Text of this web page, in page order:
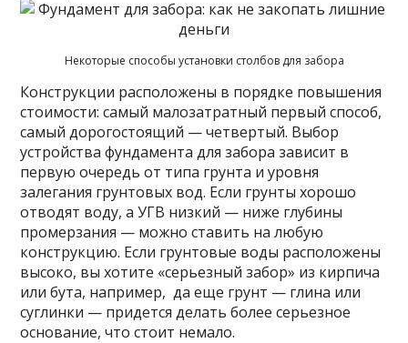
Некоторые способы установки столбов для забора
Конструкции расположены в порядке повышения
стоимости: самый малозатратный первый способ,
самый дорогостоящий — четвертый. Выбор
устройства фундамента для забора зависит в
первую очередь от типа грунта и уровня
залегания грунтовых вод. Если грунты хорошо
отводят воду, а УГВ низкий — ниже глубины
промерзания — можно ставить на любую
конструкцию. Если грунтовые воды расположены
высоко, вы хотите «серьезный забор» из кирпича
или бута, например, да еще грунт — глина или
суглинки — придется делать более серьезное
основание, что стоит немало.